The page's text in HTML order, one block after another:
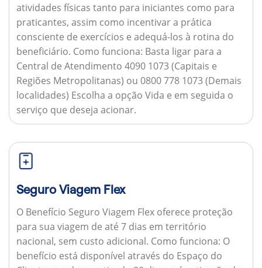
atividades físicas tanto para iniciantes como para
praticantes, assim como incentivar a prática
consciente de exercícios e adequá-los à rotina do
beneficiário. Como funciona: Basta ligar para a
Central de Atendimento 4090 1073 (Capitais e
Regiões Metropolitanas) ou 0800 778 1073 (Demais
localidades) Escolha a opção Vida e em seguida o
serviço que deseja acionar.
Seguro Viagem Flex
O Benefício Seguro Viagem Flex oferece proteção
para sua viagem de até 7 dias em território
nacional, sem custo adicional. Como funciona: O
benefício está disponível através do Espaço do